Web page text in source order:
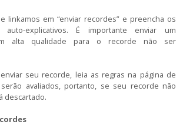
linkamos em “enviar recordes” e preencha os
explicativos. É importante enviar um
alta qualidade para o recorde não ser
seu recorde, leia as regras na página de
avaliados, portanto, se seu recorde não
descartado.